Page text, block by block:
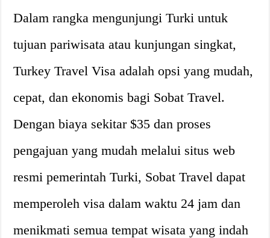
Dalam rangka mengunjungi Turki untuk
tujuan pariwisata atau kunjungan singkat,
Turkey Travel Visa adalah opsi yang mudah,
cepat, dan ekonomis bagi Sobat Travel.
Dengan biaya sekitar $35 dan proses
pengajuan yang mudah melalui situs web
resmi pemerintah Turki, Sobat Travel dapat
memperoleh visa dalam waktu 24 jam dan
menikmati semua tempat wisata yang indah